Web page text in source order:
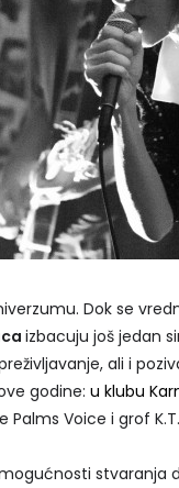
Dok se
izbacuju još jedan
ali i
godine: u klubu
Voice i grof
stvaranja